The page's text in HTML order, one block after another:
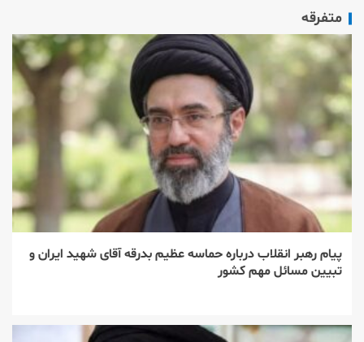
متفرقه
پیام رهبر انقلاب درباره حماسه عظیم بدرقه آقای شهید ایران و
تبیین مسائل مهم کشور